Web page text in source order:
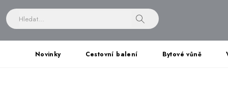
Novinky Cestovní balení Bytové vůně